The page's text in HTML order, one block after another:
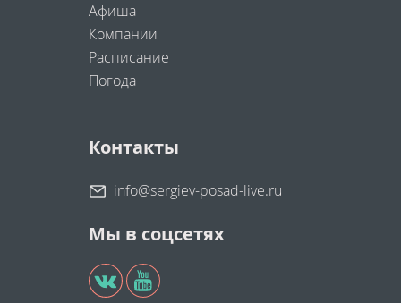
Афиша
Компании
Расписание
Погода
Контакты
info@sergiev-posad-live.ru
Мы в соцсетях